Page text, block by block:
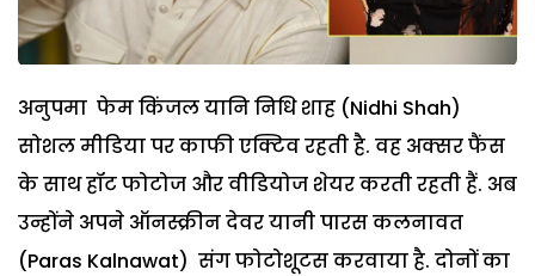
अनुपमा फेम किंजल यानि निधि शाह (Nidhi Shah)
सोशल मीडिया पर काफी एक्टिव रहती है. वह अक्सर फैंस
के साथ हॉट फोटोज और वीडियोज शेयर करती रहती हैं. अब
उन्होंने अपने ऑनस्क्रीन देवर यानी पारस कलनावत
(Paras Kalnawat) संग फोटोशूटस करवाया है. दोनों का